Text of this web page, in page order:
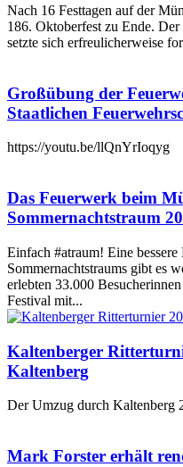
Nach 16 Festtagen auf der
186. Oktoberfest zu Ende.
setzte sich erfreulicherweise
Großübung der
Staatlichen
https://youtu.be/llQnYrIoqyg
Das Feuerwerk beim
Sommernachtstraum
Einfach #atraum! Eine
Sommernachtstraums gibt es
erlebten 33.000
Festival mit...
Kaltenberger
Kaltenberg
Der Umzug durch Kaltenberg
Mark Forster erhält